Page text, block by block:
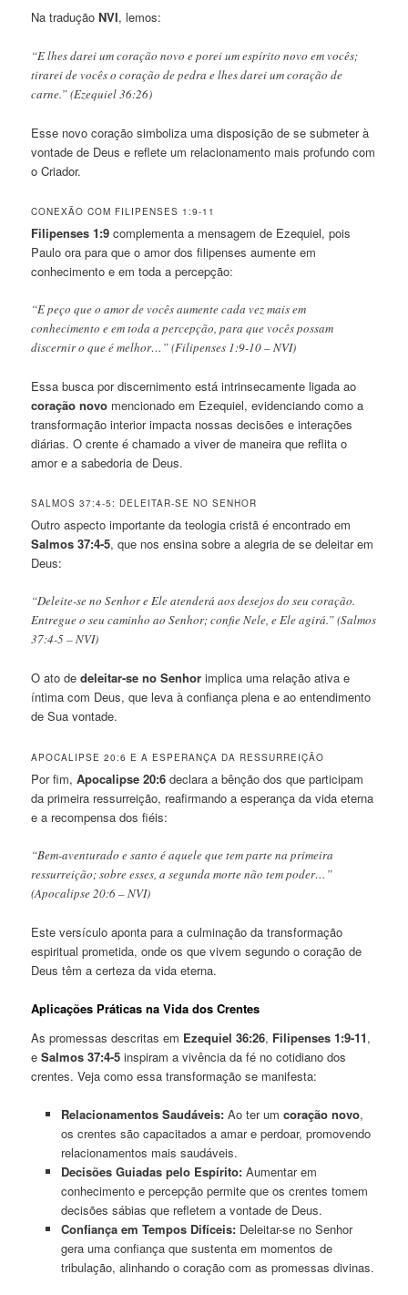
Na traduçãoNVI, lemos:
“E lhes darei um coração novo e porei um espírito novo em vocês;
tirarei de vocês o coração de pedra e lhes darei um coração de
carne.” (Ezequiel 36:26)
Esse novo coração simboliza uma disposição de se submeter à
vontade de Deus e reflete um relacionamento mais profundo com
o Criador.
CONEXÃO COM FILIPENSES 1:9-11
Filipenses 1:9 complementa a mensagem de Ezequiel, pois
Paulo ora para que o amor dos filipenses aumente em
conhecimento e em toda a percepção:
“E peço que o amor de vocês aumente cada vez mais em
conhecimento e em toda a percepção, para que vocês possam
discernir o que é melhor…” (Filipenses 1:9-10 – NVI)
Essa busca por discernimento está intrinsecamente ligada ao
coração novo mencionado em Ezequiel, evidenciando como a
transformação interior impacta nossas decisões e interações
diárias. O crente é chamado a viver de maneira que reflita o
amor e a sabedoria de Deus.
SALMOS 37:4-5: DELEITAR-SE NO SENHOR
Outro aspecto importante da teologia cristã é encontrado em
Salmos 37:4-5, que nos ensina sobre a alegria de se deleitar em
Deus:
“Deleite-se no Senhor e Ele atenderá aos desejos do seu coração.
Entregue o seu caminho ao Senhor; confie Nele, e Ele agirá.” (Salmos
37:4-5 – NVI)
O ato dedeleitar-se no Senhor implica uma relação ativa e
íntima com Deus, que leva à confiança plena e ao entendimento
de Sua vontade.
APOCALIPSE 20:6 E A ESPERANÇA DA RESSURREIÇÃO
Por fim,Apocalipse 20:6 declara a bênção dos que participam
da primeira ressurreição, reafirmando a esperança da vida eterna
e a recompensa dos fiéis:
“Bem-aventurado e santo é aquele que tem parte na primeira
ressurreição; sobre esses, a segunda morte não tem poder…”
(Apocalipse 20:6 – NVI)
Este versículo aponta para a culminação da transformação
espiritual prometida, onde os que vivem segundo o coração de
Deus têm a certeza da vida eterna.
Aplicações Práticas na Vida dos Crentes
As promessas descritas em Ezequiel 36:26, Filipenses 1:9-11,
eSalmos 37:4-5 inspiram a vivência da fé no cotidiano dos
crentes. Veja como essa transformação se manifesta:
Relacionamentos Saudáveis:Ao ter um coração novo,
os crentes são capacitados a amar e perdoar, promovendo
relacionamentos mais saudáveis.
Decisões Guiadas pelo Espírito:Aumentar em
conhecimento e percepção permite que os crentes tomem
decisões sábias que refletem a vontade de Deus.
Confiança em Tempos Difíceis:Deleitar-se no Senhor
gera uma confiança que sustenta em momentos de
tribulação, alinhando o coração com as promessas divinas.